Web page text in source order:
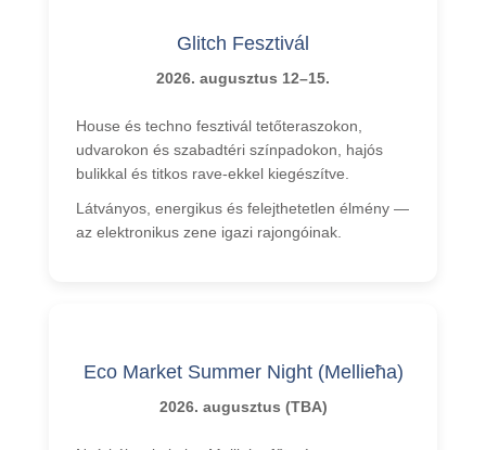
Glitch Fesztivál
2026. augusztus 12–15.
House és techno fesztivál tetőteraszokon,
udvarokon és szabadtéri színpadokon, hajós
bulikkal és titkos rave-ekkel kiegészítve.
Látványos, energikus és felejthetetlen élmény —
az elektronikus zene igazi rajongóinak.
Eco Market Summer Night (Mellieħa)
2026. augusztus (TBA)